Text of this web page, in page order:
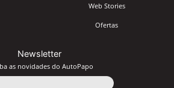
Web Stories
Ofertas
Newsletter
as novidades do AutoPapo